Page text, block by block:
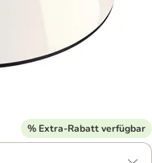
% Extra-Rabatt verfügbar